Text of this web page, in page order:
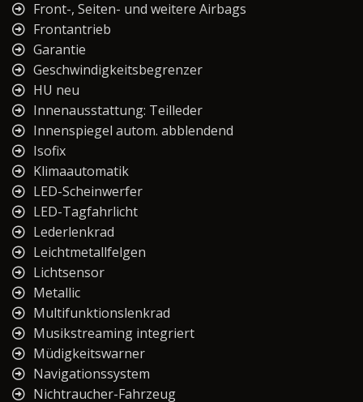
Front-, Seiten- und weitere Airbags
Frontantrieb
Garantie
Geschwindigkeitsbegrenzer
HU neu
Innenausstattung: Teilleder
Innenspiegel autom. abblendend
Isofix
Klimaautomatik
LED-Scheinwerfer
LED-Tagfahrlicht
Lederlenkrad
Leichtmetallfelgen
Lichtsensor
Metallic
Multifunktionslenkrad
Musikstreaming integriert
Müdigkeitswarner
Navigationssystem
Nichtraucher-Fahrzeug